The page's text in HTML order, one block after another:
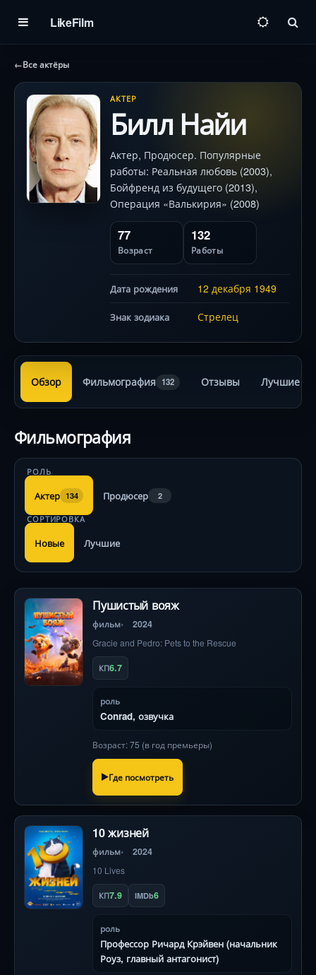
LikeFilm
←Все актёры
АКТЕР
Билл Найи
Актер, Продюсер. Популярные
работы: Реальная любовь (2003),
Бойфренд из будущего (2013),
Операция «Валькирия» (2008)
77
Возраст
132
Работы
Дата рождения 12 декабря 1949
Знак зодиака Стрелец
Обзор Фильмография 132 Отзывы Лучшие
Фильмография
РОЛЬ
Актер 134 Продюсер 2
СОРТИРОВКА
Новые Лучшие
Пушистый вояж
фильм 2024
Gracie and Pedro: Pets to the Rescue
КП6.7
роль
Conrad, озвучка
Возраст: 75 (в год премьеры)
Где посмотреть
10 жизней
фильм 2024
10 Lives
КП7.9 IMDb6
роль
Профессор Ричард Крэйвен (начальник
Роуз, главный антагонист)